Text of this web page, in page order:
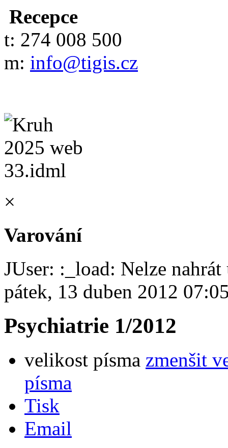
Recepce
t: 274 008 500
m: info@tigis.cz
×
Varování
JUser: :_load: Nelze
pátek, 13 duben 2012
Psychiatrie 1/2012
velikost písma zmenšit
písma
Tisk
Email